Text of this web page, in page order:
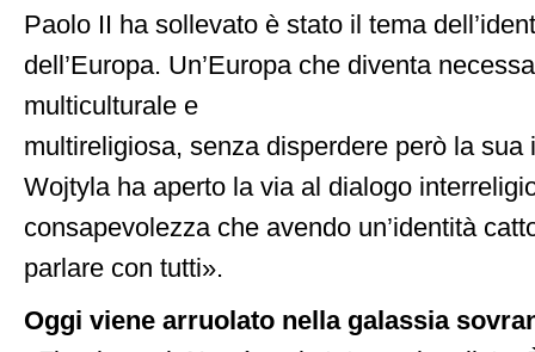
Paolo II ha sollevato è stato il tema
dell’Europa. Un’Europa che diventa
multiculturale e
multireligiosa, senza disperdere però la sua
Wojtyla ha aperto la via al dialogo
consapevolezza che avendo un’identità
parlare con tutti».
Oggi viene arruolato nella galassia